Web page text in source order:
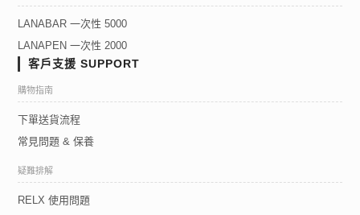
LANABAR 一次性 5000
LANAPEN 一次性 2000
客戶支援 SUPPORT
購物指南
下單送貨流程
常見問題 & 保養
疑難排解
RELX 使用問題